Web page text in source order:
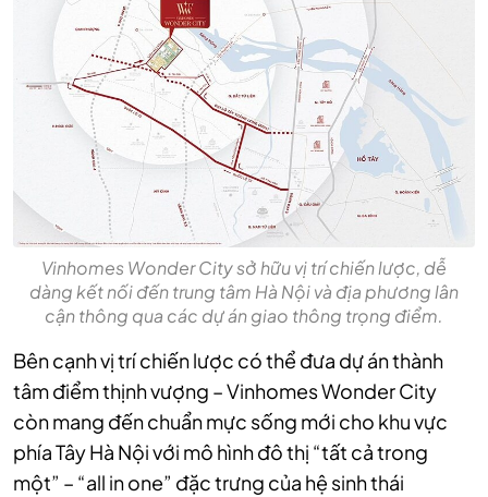
Vinhomes Wonder City sở hữu vị trí chiến lược, dễ
dàng kết nối đến trung tâm Hà Nội và địa phương lân
cận thông qua các dự án giao thông trọng điểm.
Bên cạnh vị trí chiến lược có thể đưa dự án thành
tâm điểm thịnh vượng – Vinhomes Wonder City
còn mang đến chuẩn mực sống mới cho khu vực
phía Tây Hà Nội với mô hình đô thị “tất cả trong
một” – “all in one” đặc trưng của hệ sinh thái